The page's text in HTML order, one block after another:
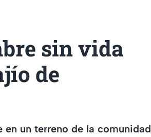
sin vida
de
un terreno de la comunidad